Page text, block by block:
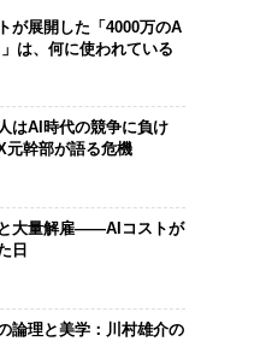
が展開した「4000万のA
は、何に使われている
はAI時代の競争に負け
元幹部が語る危機
と大量解雇――AIコストが
日
論理と美学：川村雄介の